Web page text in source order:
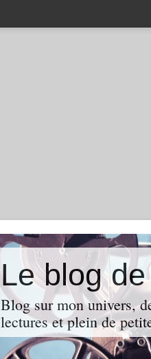
Le blog
Blog sur mon univers,
lectures et plein de